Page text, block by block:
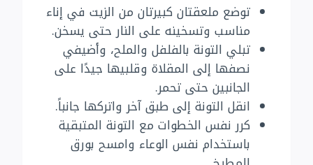
توضع ملعقتان كبيرتان من الزيت في إناء
مناسب وتسخينه على النار حتى يسخن.
تبلي التونة بالفلفل والملح، وأضيفي
نصفها إلى المقلاة وقلبيها جيدًا على
الجانبين حتى تحمر.
انقل التونة إلى طبق آخر واتركها جانباً.
كرر نفس الخطوات مع التونة المتبقية
باستخدام نفس الوعاء وامسح بورق